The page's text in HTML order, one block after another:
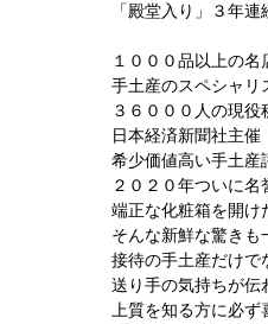
「殿堂入り」３年連
１０００品以上の名
手土産のスペシャリ
３６０００人の現役
日本経済新聞社主催
希少価値高い手土産
２０２０年ついに名
端正な化粧箱を開け
そんな新鮮な驚きも
接待の手土産だけで
送り手の気持ちが伝
上質を知る方に必